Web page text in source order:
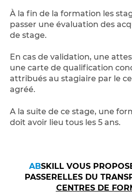
À la fin de la formation les
passer une évaluation des
de stage.
En cas de validation, une
une carte de qualification
attribués au stagiaire par le
agréé.
A la suite de ce stage, une
doit avoir lieu tous les 5 ans.
ABSKILL VOUS
PASSERELLES DU
CENTRES DE